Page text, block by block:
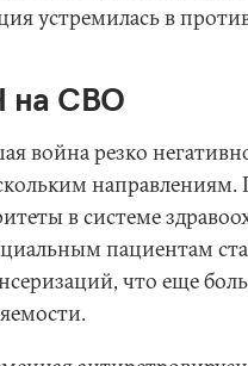
устремилась в
на СВО
война резко
направлениям.
в системе
пациентам
что еще